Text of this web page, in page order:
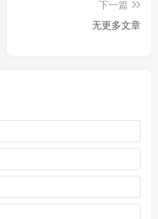
下一篇
无更多文章